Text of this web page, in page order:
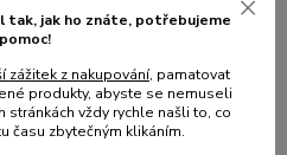
tak, jak ho znáte, potřebujeme
zážitek z nakupování, pamatovat
produkty, abyste se nemuseli
stránkách vždy rychle našli to, co
času zbytečným klikáním.